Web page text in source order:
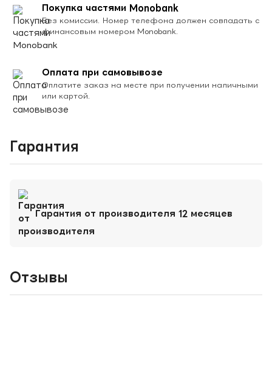
Покупка частями Monobank
Без комиссии. Номер телефона должен совпадать с
финансовым номером Monobank.
Оплата при самовывозе
Оплатите заказ на месте при получении наличными
или картой.
Гарантия
Гарантия от производителя 12 месяцев
Отзывы